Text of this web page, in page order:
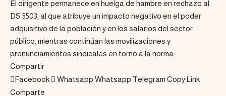
El dirigente permanece en huelga de hambre en rechazo al
DS 5503, al que atribuye un impacto negativo en el poder
adquisitivo de la población y en los salarios del sector
público, mientras continúan las movilizaciones y
pronunciamientos sindicales en torno a la norma.
Compartir
Facebook
Whatsapp Whatsapp Telegram Copy Link
Comparte